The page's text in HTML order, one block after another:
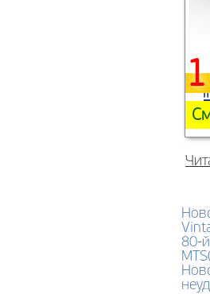
80-